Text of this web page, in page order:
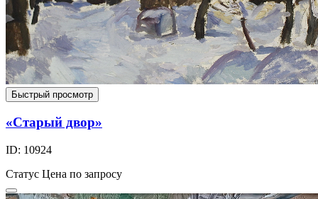
Быстрый просмотр
«Старый двор»
ID: 10924
Статус Цена по запросу